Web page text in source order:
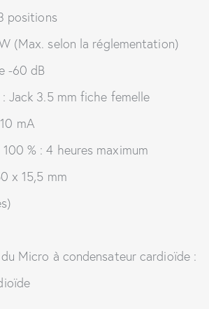
positions
(Max. selon la réglementation)
-60 dB
Jack 3.5 mm fiche femelle
mA
% : 4 heures maximum
x 15,5 mm
Micro à condensateur cardioïde :